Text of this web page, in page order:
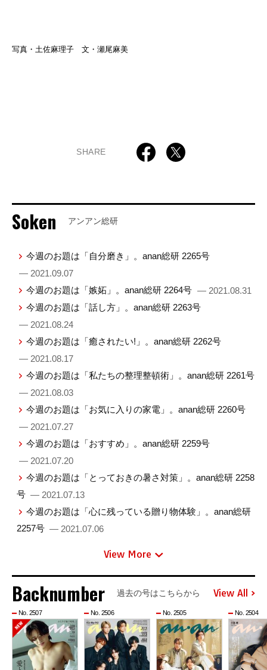
写真・土佐麻理子 文・瀬尾麻美
SHARE
Soken アンアン総研
今週のお題は「自分磨き」。anan総研 2265号
— 2021.09.07
今週のお題は「嫉妬」。anan総研 2264号 — 2021.08.31
今週のお題は「話し方」。anan総研 2263号
— 2021.08.24
今週のお題は「癒されたい!」。anan総研 2262号
— 2021.08.17
今週のお題は「私たちの整理整頓術」。anan総研 2261号
— 2021.08.03
今週のお題は「お気に入りの家電」。anan総研 2260号
— 2021.07.27
今週のお題は「おすすめ」。anan総研 2259号
— 2021.07.20
今週のお題は「とっておきの暑さ対策」。anan総研 2258
号 — 2021.07.13
今週のお題は「心に残っている贈り物体験」。anan総研
2257号 — 2021.07.06
View More
Backnumber 過去の号はこちらから View All
No. 2507 No. 2506 No. 2505 No. 2504